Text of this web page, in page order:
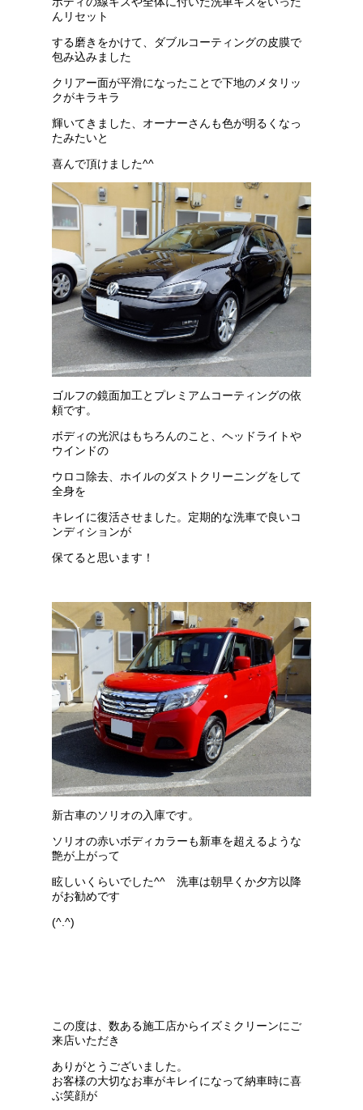
んリセット
する磨きをかけて、ダブルコーティングの皮膜で
包み込みました
クリアー面が平滑になったことで下地のメタリッ
クがキラキラ
輝いてきました、オーナーさんも色が明るくなっ
たみたいと
喜んで頂けました^^
ゴルフの鏡面加工とプレミアムコーティングの依
頼です。
ボディの光沢はもちろんのこと、ヘッドライトや
ウインドの
ウロコ除去、ホイルのダストクリーニングをして
全身を
キレイに復活させました。定期的な洗車で良いコ
ンディションが
保てると思います！
新古車のソリオの入庫です。
ソリオの赤いボディカラーも新車を超えるような
艶が上がって
眩しいくらいでした^^ 洗車は朝早くか夕方以降
がお勧めです
(^.^)
この度は、数ある施工店からイズミクリーンにご
来店いただき
ありがとうございました。
お客様の大切なお車がキレイになって納車時に喜
ぶ笑顔が